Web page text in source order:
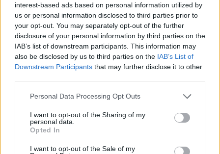
interest-based ads based on personal information utilized by
us or personal information disclosed to third parties prior to
your opt-out. You may separately opt-out of the further
disclosure of your personal information by third parties on the
IAB’s list of downstream participants. This information may
also be disclosed by us to third parties on the IAB’s List of
Downstream Participants that may further disclose it to other
Personal Data Processing Opt Outs
I want to opt-out of the Sharing of my
personal data.
Opted In
I want to opt-out of the Sale of my